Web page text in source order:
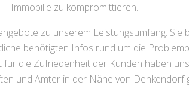
Immobilie zu kompromittieren.
zu unserem Leistungsumfang.
benötigten Infos rund um die
die Zufriedenheit der Kunden haben
und Ämter in der Nähe von Denkendorf